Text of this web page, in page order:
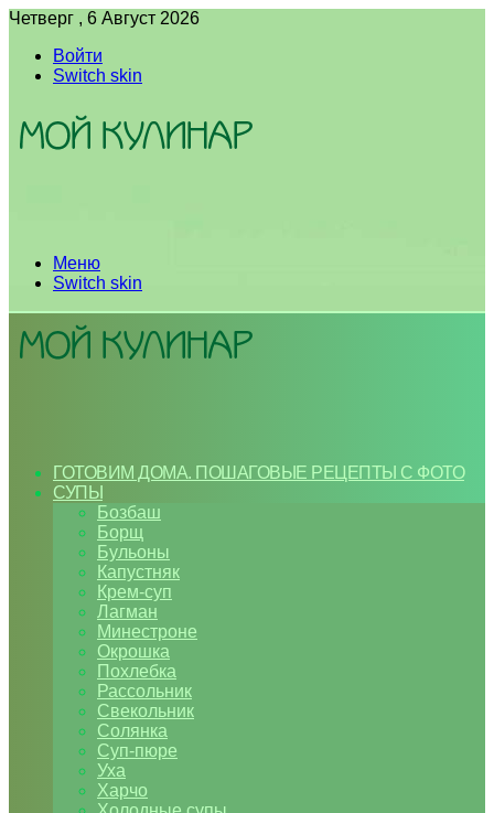
Четверг , 6 Август 2026
Войти
Switch skin
Меню
Switch skin
ГОТОВИМ ДОМА. ПОШАГОВЫЕ РЕЦЕПТЫ С ФОТО
СУПЫ
Бозбаш
Борщ
Бульоны
Капустняк
Крем-суп
Лагман
Минестроне
Окрошка
Похлебка
Рассольник
Свекольник
Солянка
Суп-пюре
Уха
Харчо